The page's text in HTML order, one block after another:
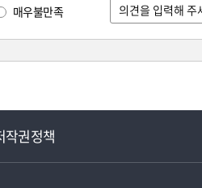
매우불만족
작권정책